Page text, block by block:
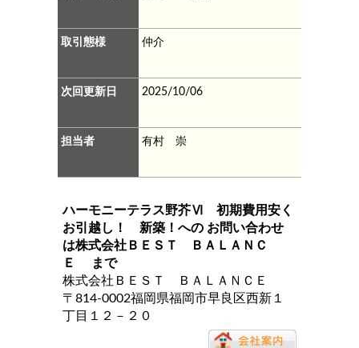
取引態様 仲介
次回更新日 2025/10/06
担当者 有村 崇
ハーモニーテラス野芥Ⅵ 初期費用安く
お引越し！ 新築！への お問い合わせ
は株式会社ＢＥＳＴ ＢＡＬＡＮＣ
Ｅ
まで
株式会社ＢＥＳＴ ＢＡＬＡＮＣＥ
〒814-0002福岡県福岡市早良区西新１
丁目１２－２０